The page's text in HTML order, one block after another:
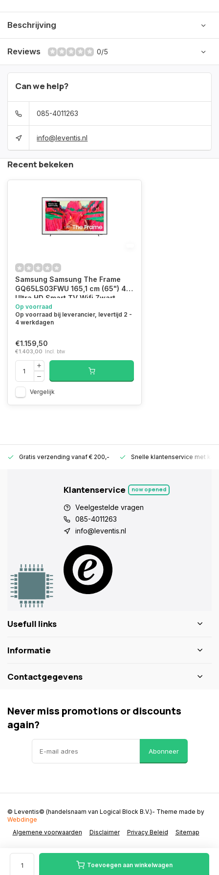
Toevoegen aan winkelwagen
Beschrijving
Reviews 0/5
Can we help?
085-4011263
info@leventis.nl
Recent bekeken
Samsung Samsung The Frame
GQ65LS03FWU 165,1 cm (65") 4K
Ultra HD Smart TV Wifi Zwart
Op voorraad
Op voorraad bij leverancier, levertijd 2 -
4 werkdagen
€1.159,50
€1.403,00 Incl. btw
Vergelijk
Gratis verzending vanaf € 200,- Snelle klantenservice met
Klantenservice now opened
Veelgestelde vragen
085-4011263
info@leventis.nl
Usefull links
Informatie
Contactgegevens
Never miss promotions or discounts
again?
Abonneer
Algemene voorwaarden Disclaimer Privacy Beleid Sitemap
© Leventis© (handelsnaam van Logical Block B.V.)- Theme made by
Webdinge